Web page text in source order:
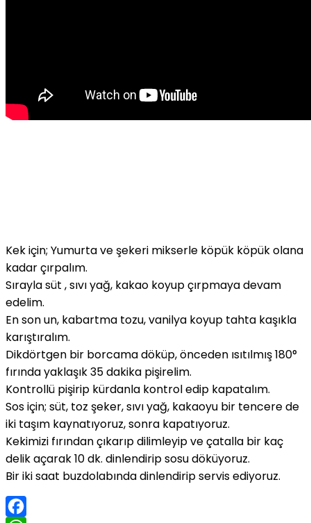
Kek için; Yumurta ve şekeri mikserle köpük köpük olana
kadar çırpalım.
Sırayla süt , sıvı yağ, kakao koyup çırpmaya devam
edelim.
En son un, kabartma tozu, vanilya koyup tahta kaşıkla
karıştıralım.
Dikdörtgen bir borcama döküp, önceden ısıtılmış 180°
fırında yaklaşık 35 dakika pişirelim.
Kontrollü pişirip kürdanla kontrol edip kapatalım.
Sos için; süt, toz şeker, sıvı yağ, kakaoyu bir tencere de
iki taşım kaynatıyoruz, sonra kapatıyoruz.
Kekimizi fırından çıkarıp dilimleyip ve çatalla bir kaç
delik açarak 10 dk. dinlendirip sosu döküyoruz.
Bir iki saat buzdolabında dinlendirip servis ediyoruz.